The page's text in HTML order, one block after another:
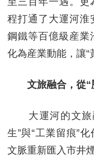
程打通了大運河淮
鋼鐵等百億級産業
化為産業動能，讓“
文旅融合，從“
大運河的文旅
生”與“工業留痕”
文脈重新匯入市井煙